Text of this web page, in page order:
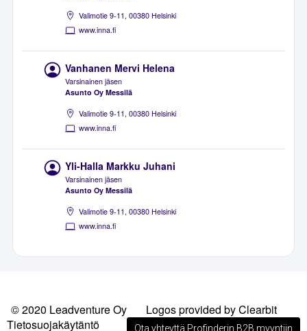
Valimotie 9-11, 00380 Helsinki
www.inna.fi
Vanhanen Mervi Helena
Varsinainen jäsen
Asunto Oy Messilä
Valimotie 9-11, 00380 Helsinki
www.inna.fi
Yli-Halla Markku Juhani
Varsinainen jäsen
Asunto Oy Messilä
Valimotie 9-11, 00380 Helsinki
www.inna.fi
© 2020 Leadventure Oy
Logos provided by Clearbit
Tietosuojakäytäntö
Ota yhteyttä Profinderin B2B myyntiin